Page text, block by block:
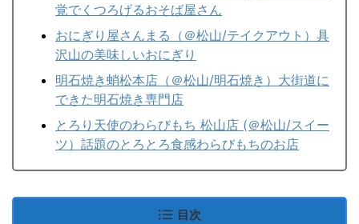
覚でくつろげるおそば屋さん
おにぎり屋さんまる（＠松山/テイクアウト）具
沢山の美味しいおにぎり
明石焼き蛸松本店（＠松山/明石焼き）大街道に
できた明石焼き専門店
とろり天使のわらびもち 松山店 (＠松山/スイー
ツ）話題のとろとろ食感わらびもちのお店
目次